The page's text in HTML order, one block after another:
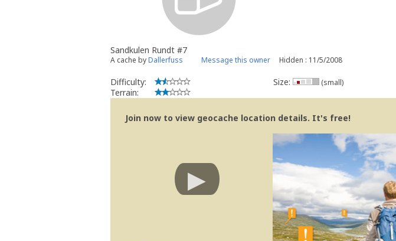
Sandkulen Rundt #7
A cache byDallerfuss Message this owner Hidden : 11/5/2008
Difficulty:
Terrain:
Size: (small)
Join now to view geocache location details. It's free!